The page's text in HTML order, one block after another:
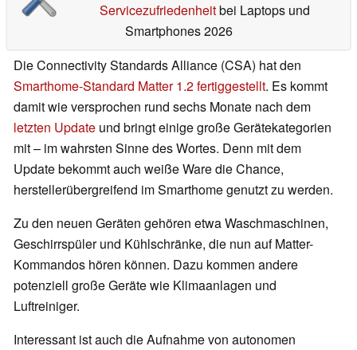
Servicezufriedenheitbei Laptops und
Smartphones 2026
Die Connectivity Standards Alliance (CSA) hat den
Smarthome-Standard Matter 1.2 fertiggestellt. Es kommt
damit wie versprochen rund sechs Monate nach dem
letzten Update und bringt einige große Gerätekategorien
mit – im wahrsten Sinne des Wortes. Denn mit dem
Update bekommt auch weiße Ware die Chance,
herstellerübergreifend im Smarthome genutzt zu werden.
Zu den neuen Geräten gehören etwa Waschmaschinen,
Geschirrspüler und Kühlschränke, die nun auf Matter-
Kommandos hören können. Dazu kommen andere
potenziell große Geräte wie Klimaanlagen und
Luftreiniger.
Interessant ist auch die Aufnahme von autonomen